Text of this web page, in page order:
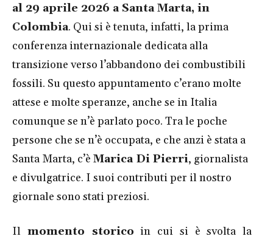
al 29 aprile 2026 a Santa Marta, in
Colombia. Qui si è tenuta, infatti, la prima
conferenza internazionale dedicata alla
transizione verso l’abbandono dei combustibili
fossili. Su questo appuntamento c’erano molte
attese e molte speranze, anche se in Italia
comunque se n’è parlato poco. Tra le poche
persone che se n’è occupata, e che anzi è stata a
Santa Marta, c’è Marica Di Pierri, giornalista
e divulgatrice. I suoi contributi per il nostro
giornale sono stati preziosi.
Il momento storico in cui si è svolta la